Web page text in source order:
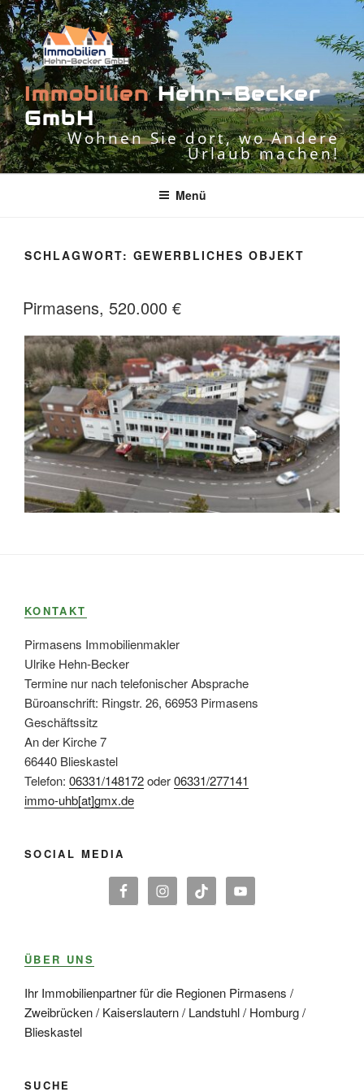
Zum
Inhalt
springen
Immobilien Hehn-Becker
GmbH
Wohnen Sie dort, wo Andere
Urlaub machen!
Menü
SCHLAGWORT: GEWERBLICHES OBJEKT
Pirmasens, 520.000 €
KONTAKT
Pirmasens Immobilienmakler
Ulrike Hehn-Becker
Termine nur nach telefonischer Absprache
Büroanschrift: Ringstr. 26, 66953 Pirmasens
Geschäftssitz
An der Kirche 7
66440 Blieskastel
Telefon: 06331/148172oder06331/277141
immo-uhb[at]gmx.de
SOCIAL MEDIA
ÜBER UNS
Ihr Immobilienpartner für die Regionen Pirmasens /
Zweibrücken / Kaiserslautern / Landstuhl / Homburg /
Blieskastel
SUCHE